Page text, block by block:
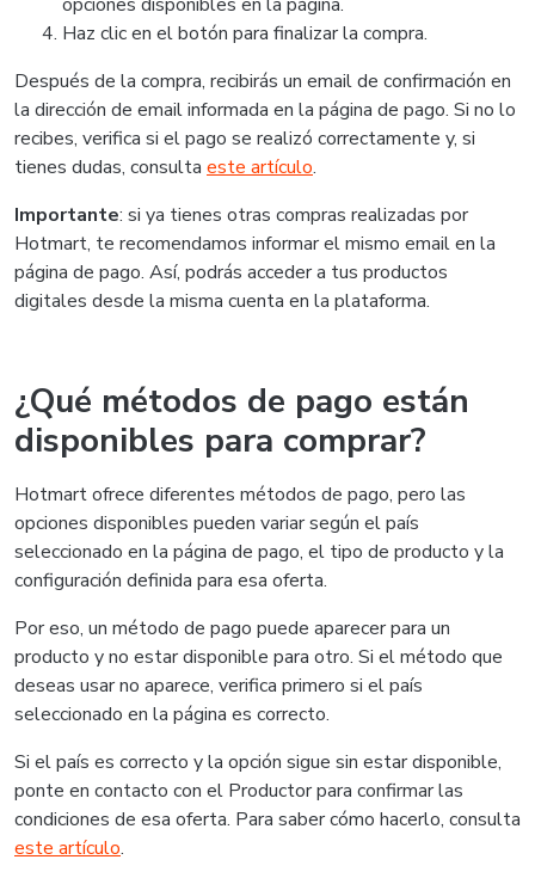
Haz clic en el botón para finalizar la compra.
Después de la compra, recibirás un email de confirmación en
la dirección de email informada en la página de pago. Si no lo
recibes, verifica si el pago se realizó correctamente y, si
tienes dudas, consulta este artículo.
Importante: si ya tienes otras compras realizadas por
Hotmart, te recomendamos informar el mismo email en la
página de pago. Así, podrás acceder a tus productos
digitales desde la misma cuenta en la plataforma.
¿Qué métodos de pago están
disponibles para comprar?
Hotmart ofrece diferentes métodos de pago, pero las
opciones disponibles pueden variar según el país
seleccionado en la página de pago, el tipo de producto y la
configuración definida para esa oferta.
Por eso, un método de pago puede aparecer para un
producto y no estar disponible para otro. Si el método que
deseas usar no aparece, verifica primero si el país
seleccionado en la página es correcto.
Si el país es correcto y la opción sigue sin estar disponible,
ponte en contacto con el Productor para confirmar las
condiciones de esa oferta. Para saber cómo hacerlo, consulta
este artículo.